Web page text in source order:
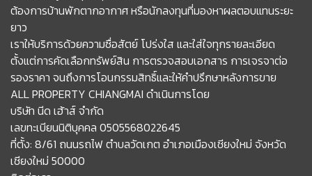
ต้องการบ้านพักตากอากาศ หรือนักลงทุนที่มองหาผลตอบแทนระยะ
ยาว
เราให้บริการด้วยความซื่อสัตย์ โปร่งใส และใส่ใจทุกรายละเอียด
ตั้งแต่การคัดเลือกทรัพย์สิน การตรวจสอบเอกสาร การเจรจาต่อ
รองราคา จนถึงการโอนกรรมสิทธิ์และให้คำปรึกษาหลังการขาย
ALL PROPERTY CHIANGMAI ดำเนินการโดย
บริษัท นีด เฮ้าส์ จำกัด
เลขทะเบียนนิติบุคคล 0505568022645
ที่ตั้ง: 8/61 ถนนรถไฟ ตำบลวัดเกต อำเภอเมืองเชียงใหม่ จังหวัด
เชียงใหม่ 50000